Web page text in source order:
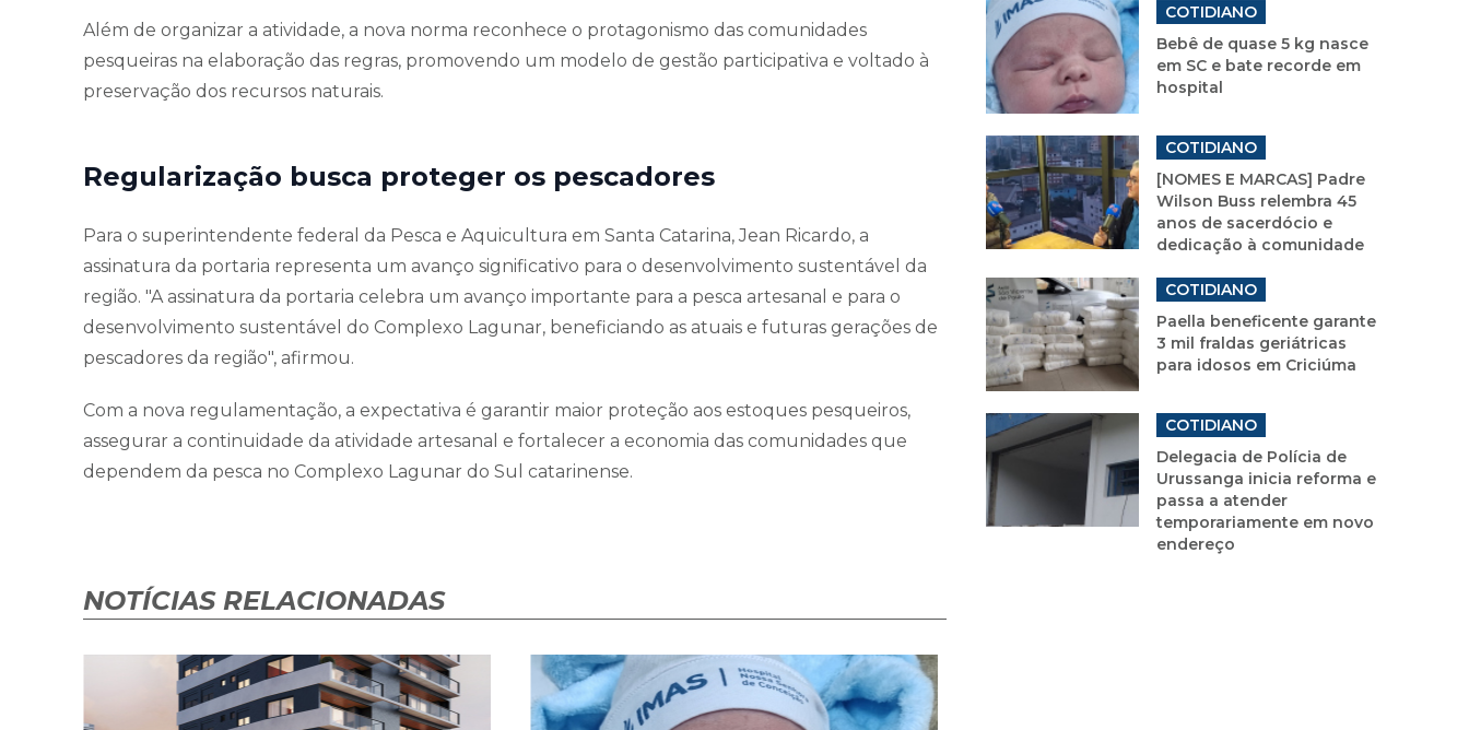
Além de organizar a atividade, a nova norma reconhece o protagonismo das comunidades
pesqueiras na elaboração das regras, promovendo um modelo de gestão participativa e voltado à
preservação dos recursos naturais.
Regularização busca proteger os pescadores
Para o superintendente federal da Pesca e Aquicultura em Santa Catarina, Jean Ricardo, a
assinatura da portaria representa um avanço significativo para o desenvolvimento sustentável da
região. "A assinatura da portaria celebra um avanço importante para a pesca artesanal e para o
desenvolvimento sustentável do Complexo Lagunar, beneficiando as atuais e futuras gerações de
pescadores da região", afirmou.
Com a nova regulamentação, a expectativa é garantir maior proteção aos estoques pesqueiros,
assegurar a continuidade da atividade artesanal e fortalecer a economia das comunidades que
dependem da pesca no Complexo Lagunar do Sul catarinense.
NOTÍCIAS RELACIONADAS
COTIDIANO
Bebê de quase 5 kg nasce
em SC e bate recorde em
hospital
COTIDIANO
[NOMES E MARCAS] Padre
Wilson Buss relembra 45
anos de sacerdócio e
dedicação à comunidade
COTIDIANO
Paella beneficente garante
3 mil fraldas geriátricas
para idosos em Criciúma
COTIDIANO
Delegacia de Polícia de
Urussanga inicia reforma e
passa a atender
temporariamente em novo
endereço